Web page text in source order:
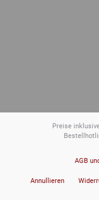
Preise
AGB
Annullieren